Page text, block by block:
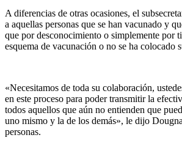
A diferencias de otras ocasiones, el
a aquellas personas que se han vacunado y
que por desconocimiento o simplemente por
esquema de vacunación o no se ha colocado
«Necesitamos de toda su colaboración,
en este proceso para poder transmitir la
todos aquellos que aún no entienden que
uno mismo y la de los demás», le dijo
personas.